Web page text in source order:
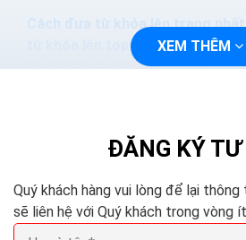
Cách đưa từ khóa lên trang nhất
từ khóa lên top Google
Muốn Seo từ khóa lên top bạn
XEM THÊM
ĐĂNG KÝ
Quý khách hàng vui lòng để lại
sẽ liên hệ với Quý khách trong vòng